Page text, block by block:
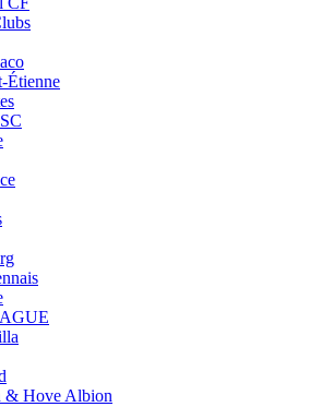
Étienne
& Hove Albion